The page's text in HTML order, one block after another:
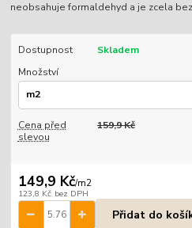
neobsahuje formaldehyd a je zcela
Dostupnost
Skladem
Množství
Cena před
slevou
159,9 Kč
149,9 Kč/m2
123,8 Kč bez DPH
Přidat do